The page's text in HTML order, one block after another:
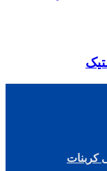
کربنات